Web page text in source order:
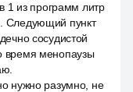
1 из программ литр
Следующий пункт
сосудистой
время менопаузы
нужно разумно, не